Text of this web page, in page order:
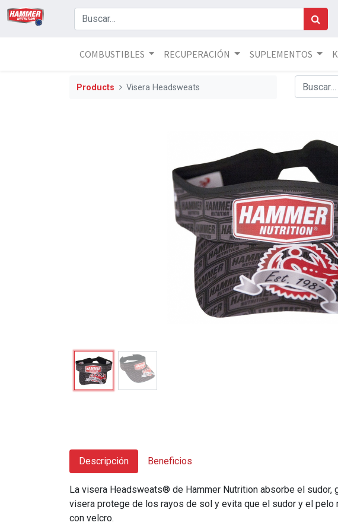
COMBUSTIBLES RECUPERACIÓN SUPLEMENTOS
Products Visera Headsweats
Descripción Beneficios
La visera Headsweats® de Hammer Nutrition absorbe el
visera protege de los rayos de sol y evita que el sudor y el pelo
con velcro.